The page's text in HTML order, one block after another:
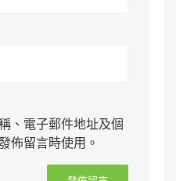
、電子郵件地址及個
佈留言時使用。